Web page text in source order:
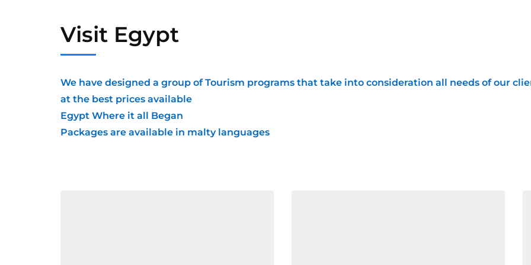
Visit Egypt
We have designed a group of Tourism programs that take into consideration all needs of our
at the best prices available
Egypt Where it all Began
Packages are available in malty languages